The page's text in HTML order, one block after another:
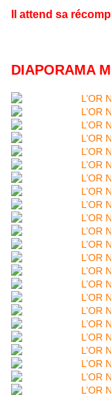
Il attend sa
DIAPORAMA